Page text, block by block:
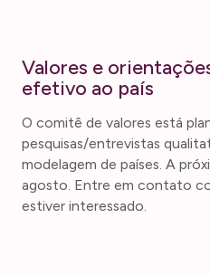
Valores e
efetivo ao país
O comitê de valores está
pesquisas/entrevistas
modelagem de países. A
agosto. Entre em contato
estiver interessado.